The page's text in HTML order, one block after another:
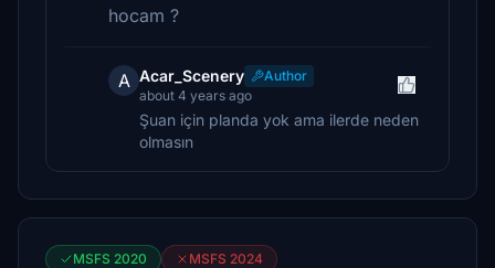
hocam ?
A Acar_Scenery
Author
about 4 years ago
Şuan için planda yok ama ilerde neden
olmasın
MSFS 2020 MSFS 2024